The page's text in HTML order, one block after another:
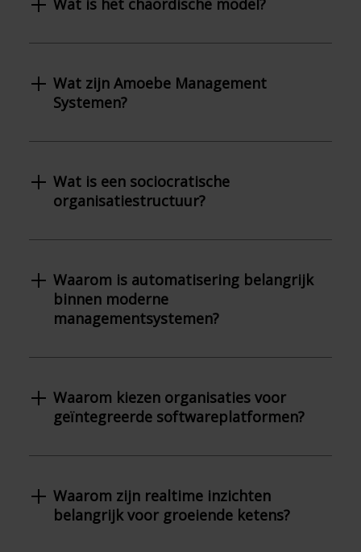
Wat is het chaordische model?
Wat zijn Amoebe Management
Systemen?
Wat is een sociocratische
organisatiestructuur?
Waarom is automatisering belangrijk
binnen moderne
managementsystemen?
Waarom kiezen organisaties voor
geïntegreerde softwareplatformen?
Waarom zijn realtime inzichten
belangrijk voor groeiende ketens?